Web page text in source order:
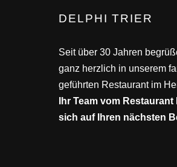
DELPHI TRIER
Seit über 30 Jahren
ganz herzlich in unserem
geführten Restaurant im
Ihr Team vom
sich auf Ihren nächsten